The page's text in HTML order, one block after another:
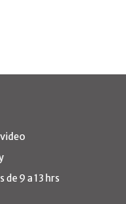
de 9 a 13 hrs